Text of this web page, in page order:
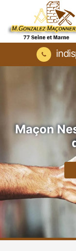
Maçon